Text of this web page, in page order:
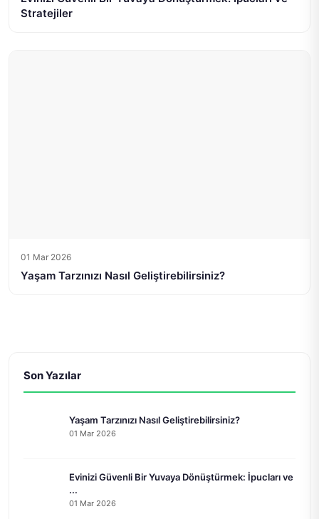
Stratejiler
01 Mar 2026
Yaşam Tarzınızı Nasıl Geliştirebilirsiniz?
Son Yazılar
Yaşam Tarzınızı Nasıl Geliştirebilirsiniz?
01 Mar 2026
Evinizi Güvenli Bir Yuvaya Dönüştürmek: İpucları ve
...
01 Mar 2026